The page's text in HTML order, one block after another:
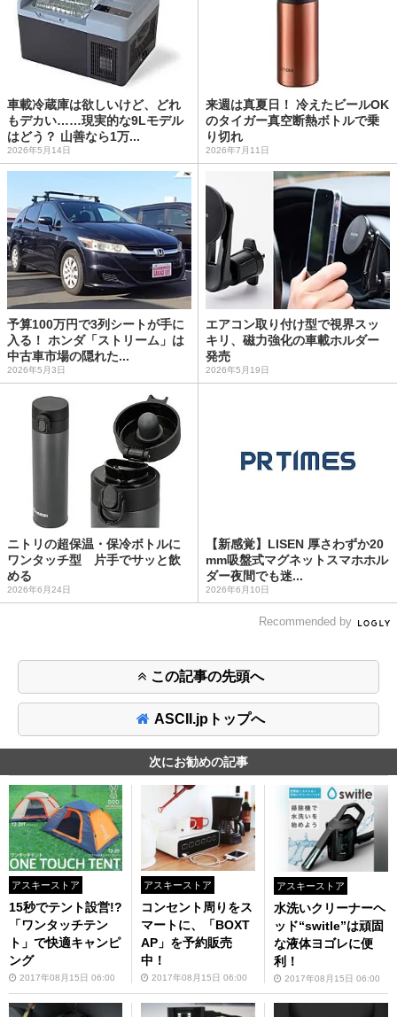
車載冷蔵庫は欲しいけど、どれ
もデカい……現実的な9Lモデル
はどう？ 山善なら1万...
2026年5月14日
来週は真夏日！ 冷えたビールOK
のタイガー真空断熱ボトルで乗
り切れ
2026年7月11日
予算100万円で3列シートが手に
入る！ ホンダ「ストリーム」は
中古車市場の隠れた...
2026年5月3日
エアコン取り付け型で視界スッ
キリ、磁力強化の車載ホルダー
発売
2026年5月19日
ニトリの超保温・保冷ボトルに
ワンタッチ型 片手でサッと飲
める
2026年6月24日
【新感覚】LISEN 厚さわずか20
mm吸盤式マグネットスマホホル
ダー夜間でも迷...
2026年6月10日
Recommended by
この記事の先頭へ
ASCII.jpトップへ
次にお勧めの記事
アスキーストア
15秒でテント設営!?
「ワンタッチテン
ト」で快適キャンピ
ング
2017年08月15日 06:00
アスキーストア
コンセント周りをス
マートに、「BOXT
AP」を予約販売
中！
2017年08月15日 06:00
アスキーストア
水洗いクリーナーヘ
ッド“switle”は頑固
な液体ヨゴレに便
利！
2017年08月15日 06:00